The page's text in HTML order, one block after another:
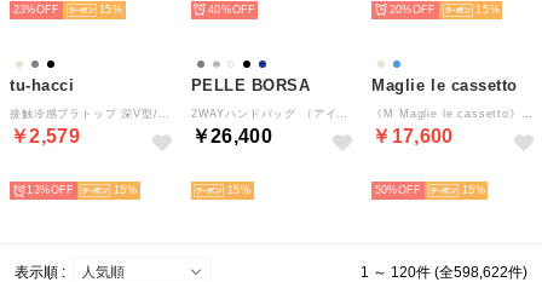
23%
15
40%
20%
15
tu-hacci
接触冷感ブラトップ 深V型/U型《BRAmone Basic Volume+》 （Uネック/グレージュ）
￥2,579
13%
15
PELLE BORSA
2WAYハンドバッグ （アイボリー）
￥26,400
15
Maglie le cassetto
《M Maglie le cassetto》バイカラーニットワンピース （ベージュ2）
￥17,600
50%
15
表示順 : 1 ～ 120件 (全598,622件)